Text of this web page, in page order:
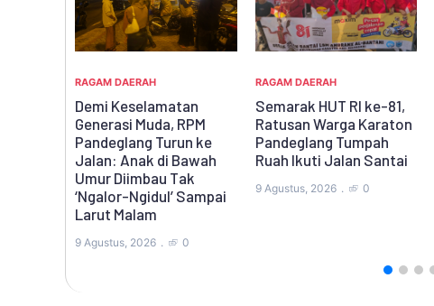
RAGAM DAERAH
Semarak HUT RI ke-81,
Ratusan Warga Karaton
Pandeglang Tumpah
Ruah Ikuti Jalan Santai
9 Agustus, 2026 0
RAGAM DAERAH
Rehab Sekber Jadi Bukti
Ketua PWI Banten
Dorong Percepatan
Konferkab PWI
Pandeglang
7 Agustus, 2026 0